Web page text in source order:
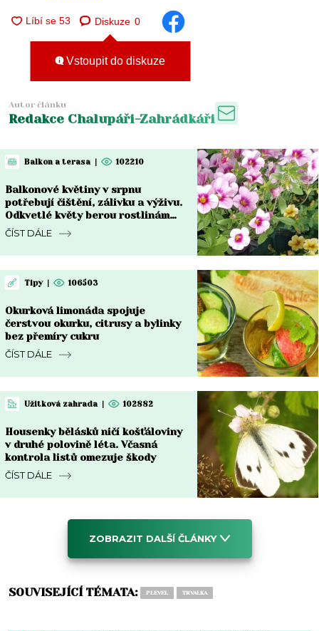
Diskuze 0
Vstoupit do diskuze
Autor článku
Redakce Chalupáři-Zahrádkáři
Balkon a terasa | 102210
Balkonové květiny v srpnu
potřebují čištění, zálivku a výživu.
Odkvetlé květy berou rostlinám
sílu
ČÍST DÁLE
Tipy | 106503
Okurková limonáda spojuje
čerstvou okurku, citrusy a bylinky
bez přemíry cukru
ČÍST DÁLE
Užitková zahrada | 102882
Housenky bělásků ničí košťáloviny
v druhé polovině léta. Včasná
kontrola listů omezuje škody
ČÍST DÁLE
ZOBRAZIT DALŠÍ ČLÁNKY
SOUVISEJÍCÍ TÉMATA: PLEVEL TRVALKA